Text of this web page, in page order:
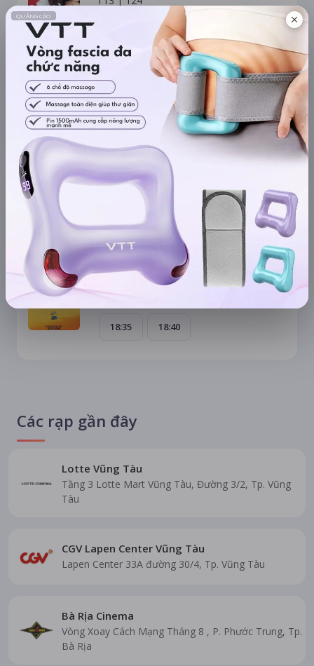
2D Phụ Đề Việt - Anh
10:40
Umamusume: Pretty Derby – Khởi
Đầu Kỷ Nguyên Mới
P |108
2D Phụ Đề Việt - Anh
Minions & Quái Vật
P |90
18:35 18:40
Các rạp gần đây
Lotte Vũng Tàu
Tầng 3 Lotte Mart Vũng Tàu, Đường 3/2, Tp. Vũng
Tàu
CGV Lapen Center Vũng Tàu
Lapen Center 33A đường 30/4, Tp. Vũng Tàu
Bà Rịa Cinema
Vòng Xoay Cách Mạng Tháng 8 , P. Phước Trung, Tp.
Bà Rịa